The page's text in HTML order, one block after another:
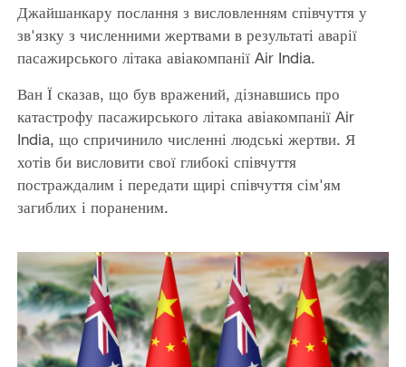
Джайшанкару послання з висловленням співчуття у
зв'язку з численними жертвами в результаті аварії
пасажирського літака авіакомпанії Air India.
Ван Ї сказав, що був вражений, дізнавшись про
катастрофу пасажирського літака авіакомпанії Air
India, що спричинило численні людські жертви. Я
хотів би висловити свої глибокі співчуття
постраждалим і передати щирі співчуття сім'ям
загиблих і пораненим.